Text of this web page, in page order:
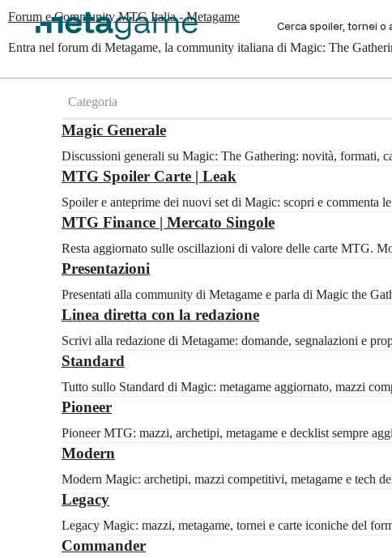
Forum e Community MTG Italia - Metagame
Entra nel forum di Metagame, la community italiana di Magic: The
Categoria
Magic Generale
Discussioni generali su Magic: The Gathering: novità, formati,
MTG Spoiler Carte | Leak
Spoiler e anteprime dei nuovi set di Magic: scopri e commenta
MTG Finance | Mercato Singole
Resta aggiornato sulle oscillazioni di valore delle carte MTG.
Presentazioni
Presentati alla community di Metagame e parla di Magic the
Linea diretta con la redazione
Scrivi alla redazione di Metagame: domande, segnalazioni e
Standard
Tutto sullo Standard di Magic: metagame aggiornato, mazzi
Pioneer
Pioneer MTG: mazzi, archetipi, metagame e decklist sempre
Modern
Modern Magic: archetipi, mazzi competitivi, metagame e tech
Legacy
Legacy Magic: mazzi, metagame, tornei e carte iconiche del
Commander